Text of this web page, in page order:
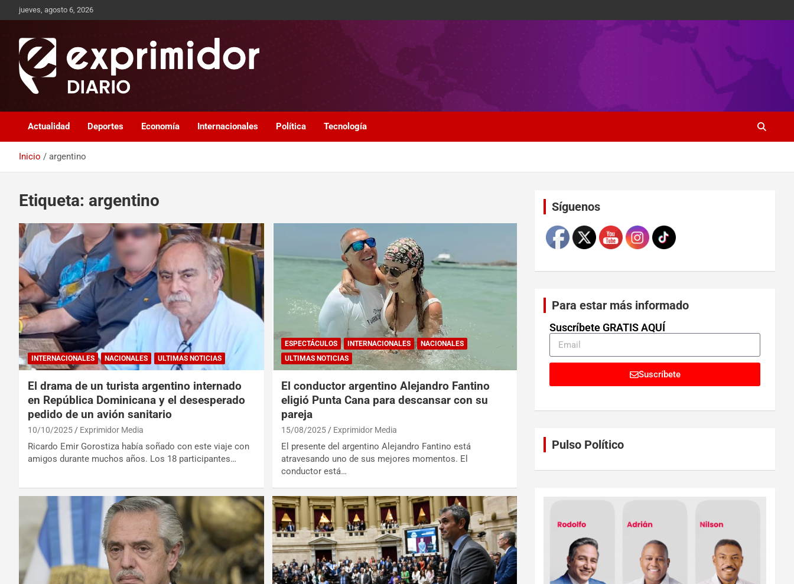
jueves, agosto 6, 2026
Exprimidor media
Actualidad Deportes Economía Internacionales Política Tecnología
Inicio argentino
Etiqueta: argentino
INTERNACIONALES NACIONALES ULTIMAS NOTICIAS
El drama de un turista argentino internado
en República Dominicana y el desesperado
pedido de un avión sanitario
10/10/2025 Exprimidor Media
Ricardo Emir Gorostiza había soñado con este viaje con
amigos durante muchos años. Los 18 participantes…
ESPECTÁCULOS INTERNACIONALES
NACIONALES
ULTIMAS NOTICIAS
El conductor argentino Alejandro Fantino
eligió Punta Cana para descansar con su
pareja
15/08/2025 Exprimidor Media
El presente del argentino Alejandro Fantino está
atravesando uno de sus mejores momentos. El
conductor está…
SíguenosSet Youtube Channel ID
Para estar más informado
Suscríbete GRATIS AQUÍ
Suscríbete
Pulso Político